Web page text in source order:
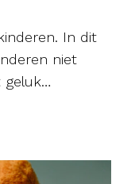
In dit
niet
geluk…